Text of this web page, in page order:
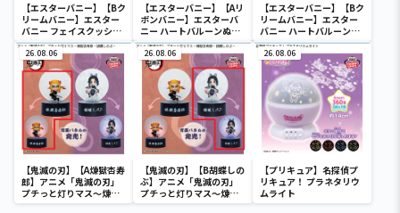
【エスターバニー】【Bク
リームバニー】エスター
バニー フェイスクッショ
ン
【エスターバニー】【Aリ
ボンバニー】エスターバ
ニー ハートバルーンぬい
ぐるみ
【エスターバニー】【Bク
リームバニー】エスター
バニー ハートバルーンぬ
いぐるみ
26.08.06
【鬼滅の刃】【A煉獄杏寿
郎】アニメ「鬼滅の刃」
プチっと灯りマス～煉獄
杏寿郎・胡蝶しのぶ～
26.08.06
【鬼滅の刃】【B胡蝶しの
ぶ】アニメ「鬼滅の刃」
プチっと灯りマス～煉獄
杏寿郎・胡蝶しのぶ～
26.08.06
【プリキュア】名探偵プ
リキュア！ プラネタリウ
ムライト